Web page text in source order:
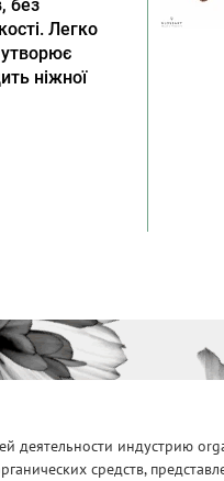
без
Легко
ніжної
деятельности индустрию
средств,